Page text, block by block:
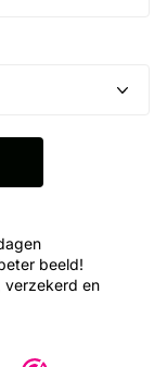
beeld!
verzekerd en